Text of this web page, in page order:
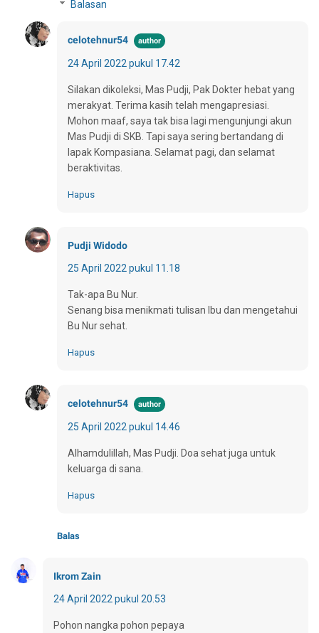
Balasan
celotehnur54
24 April 2022 pukul 17.42
Silakan dikoleksi, Mas Pudji, Pak Dokter hebat yang
merakyat. Terima kasih telah mengapresiasi.
Mohon maaf, saya tak bisa lagi mengunjungi akun
Mas Pudji di SKB. Tapi saya sering bertandang di
lapak Kompasiana. Selamat pagi, dan selamat
beraktivitas.
Hapus
Pudji Widodo
25 April 2022 pukul 11.18
Tak-apa Bu Nur.
Senang bisa menikmati tulisan Ibu dan mengetahui
Bu Nur sehat.
Hapus
celotehnur54
25 April 2022 pukul 14.46
Alhamdulillah, Mas Pudji. Doa sehat juga untuk
keluarga di sana.
Hapus
Balas
Ikrom Zain
24 April 2022 pukul 20.53
Pohon nangka pohon pepaya